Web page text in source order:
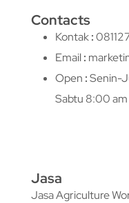
Contacts
Kontak:
Email:
Open :Senin-
Sabtu 8:00
Jasa
Jasa Agriculture